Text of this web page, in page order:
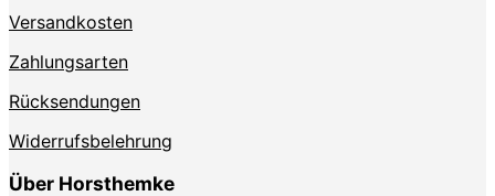
Versandkosten
Zahlungsarten
Rücksendungen
Widerrufsbelehrung
Über Horsthemke